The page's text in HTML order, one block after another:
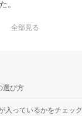
。
全部見る
選び方
入っているかをチェック